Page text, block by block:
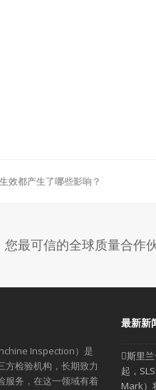
效都产生了哪些影响？
最可信的全球质量合作
Inspection）是
方检验机构，长期致力
服务，在这一领域有着
最新新
斯里
起，
Mark）